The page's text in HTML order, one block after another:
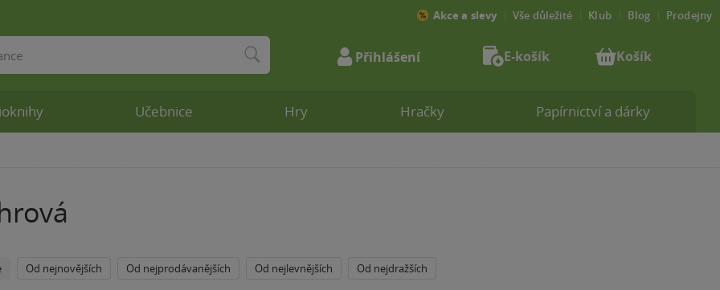
Od nejnovějších Od nejprodávanějších Od nejlevnějších Od nejdražších
Učebnice Hry Hračky Papírnictví a dárky
Akce a slevy Vše důležité Klub Blog Prodejny
Přihlášení E-košík Košík